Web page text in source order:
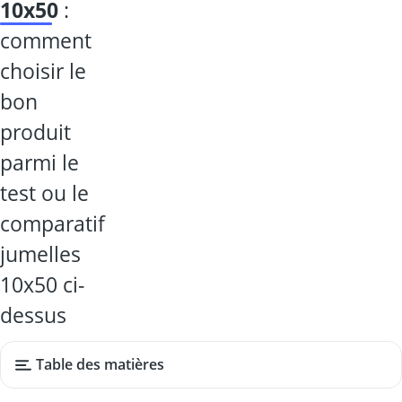
10x50 :
comment
choisir le
bon
produit
parmi le
test ou le
comparatif
jumelles
10x50 ci-
dessus
Table des matières